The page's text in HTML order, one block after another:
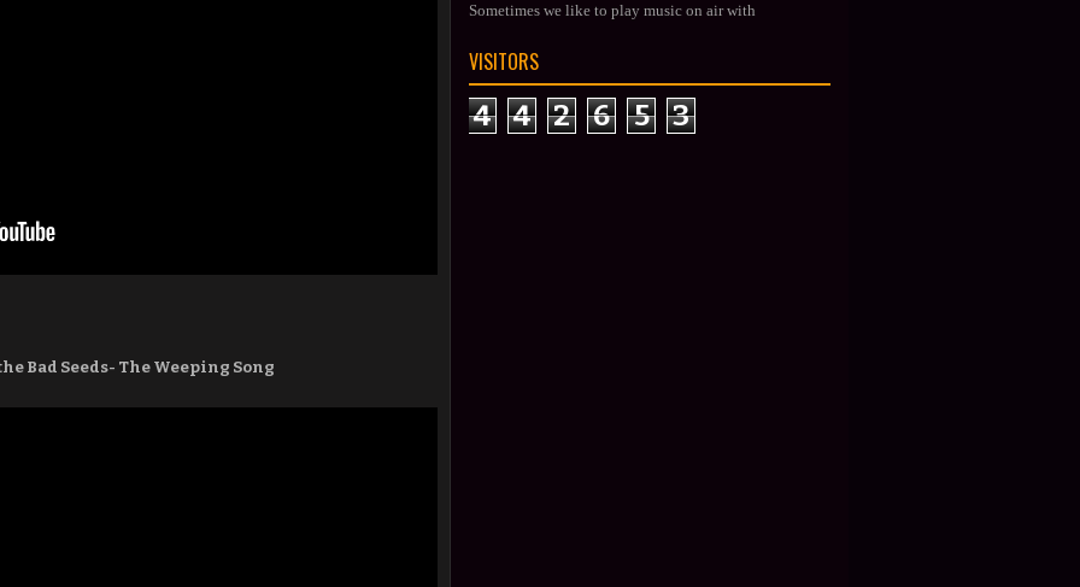
Bad Seeds- The Weeping Song
Sometimes we like to play music on air with
VISITORS
4 4 2 6 5 3